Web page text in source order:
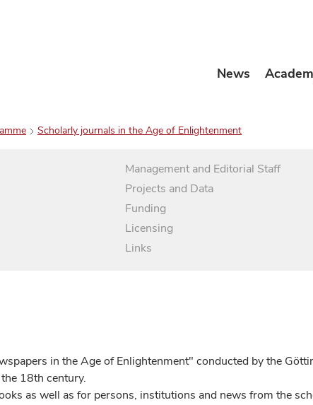
News
Scholarly journals in the Age of Enlightenment
Management and Editorial Staff
Projects and Data
Funding
Licensing
Links
in the Age of Enlightenment" conducted by the
18th century.
as well as for persons, institutions and news from the